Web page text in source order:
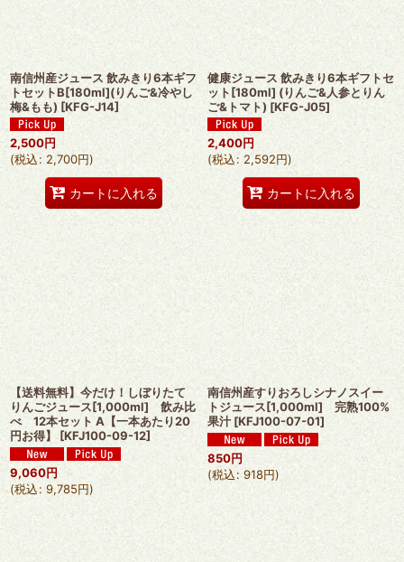
南信州産ジュース 飲みきり6本ギフ
トセットB[180ml](りんご&冷やし
梅&もも) [KFG-J14]
2,500円
(税込: 2,700円)
カートに入れる
健康ジュース 飲みきり6本ギフトセ
ット[180ml] (りんご&人参とりん
ご&トマト) [KFG-J05]
2,400円
(税込: 2,592円)
カートに入れる
【送料無料】今だけ！しぼりたて
りんごジュース[1,000ml] 飲み比
べ 12本セット A【一本あたり20
円お得】
[KFJ100-09-12]
9,060円
(税込: 9,785円)
南信州産すりおろしシナノスイー
トジュース[1,000ml] 完熟100%
果汁 [KFJ100-07-01]
850円
(税込: 918円)